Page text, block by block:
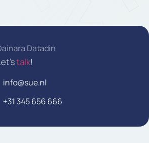
Datadin
talk!
info@sue.nl
+31 345 656 666